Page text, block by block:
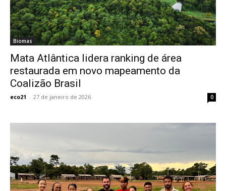
Biomas
Mata Atlântica lidera ranking de área
restaurada em novo mapeamento da
Coalizão Brasil
eco21 - 27 de janeiro de 2026 0